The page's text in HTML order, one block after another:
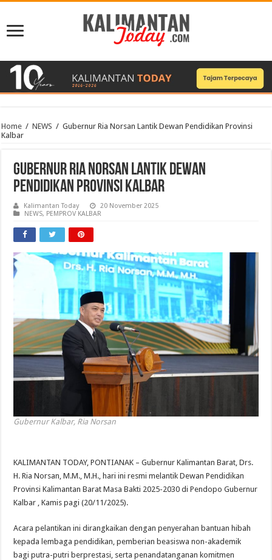
Home / NEWS / Gubernur Ria Norsan Lantik Dewan Pendidikan Provinsi
Kalbar
Gubernur Ria Norsan Lantik Dewan
Pendidikan Provinsi Kalbar
Kalimantan Today
20 November 2025
NEWS, PEMPROV KALBAR
Gubernur Kalbar, Ria Norsan
KALIMANTAN TODAY, PONTIANAK – Gubernur Kalimantan Barat, Drs.
H. Ria Norsan, M.M., M.H., hari ini resmi melantik Dewan Pendidikan
Provinsi Kalimantan Barat Masa Bakti 2025-2030 di Pendopo Gubernur
Kalbar , Kamis pagi (20/11/2025).
Acara pelantikan ini dirangkaikan dengan penyerahan bantuan hibah
kepada lembaga pendidikan, pemberian beasiswa non-akademik
bagi putra-putri berprestasi, serta penandatanganan komitmen